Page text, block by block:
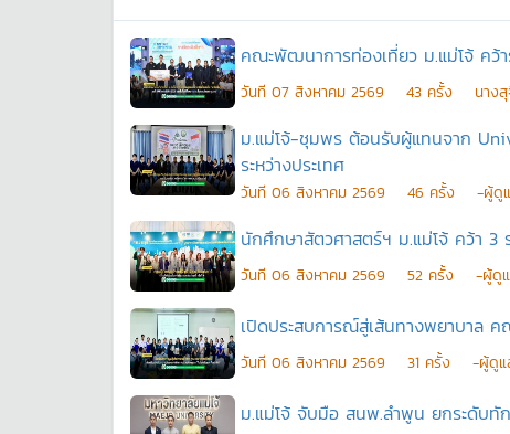
คณะพัฒนาการท่องเที่ยว ม.แม่โจ้ คว้า
วันที 07 สิงหาคม 2569 43 ครั้ง นาง
ม.แม่โจ้-ชุมพร ต้อนรับผู้แทนจาก
ระหว่างประเทศ
วันที 06 สิงหาคม 2569 46 ครั้ง -ผู้ดู
นักศึกษาสัตวศาสตร์ฯ ม.แม่โจ้ คว้า 3
วันที 06 สิงหาคม 2569 52 ครั้ง -ผู้ดู
เปิดประสบการณ์สู่เส้นทางพยาบาล
วันที 06 สิงหาคม 2569 31 ครั้ง -ผู้ดูแ
ม.แม่โจ้ จับมือ สนพ.ลำพูน ยกระดับทั